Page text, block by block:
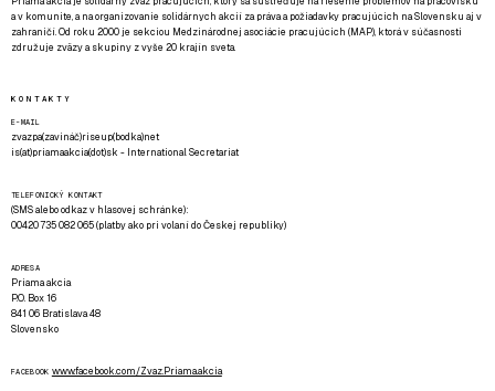
a v komunite, a na organizovanie solidárnych akcií za práva a požiadavky pracujúcich na Slovensku aj v
zahraničí. Od roku 2000 je sekciou Medzinárodnej asociácie pracujúcich (MAP), ktorá v súčasnosti
združuje zväzy a skupiny z vyše 20 krajín sveta.
KONTAKTY
E-MAIL
zvazpa(zavináč)riseup(bodka)net
is(at)priamaakcia(dot)sk - International Secretariat
TELEFONICKÝ KONTAKT
(SMS alebo odkaz v hlasovej schránke):
00420 735 082 065 (platby ako pri volaní do Českej republiky)
ADRESA
Priama akcia
P.O. Box 16
841 06 Bratislava 48
Slovensko
FACEBOOK www.facebook.com/Zvaz.Priama.akcia